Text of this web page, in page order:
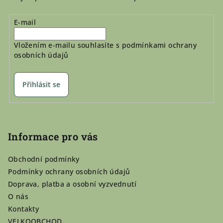
E-mail
Vložením e-mailu souhlasíte s podmínkami ochrany
osobních údajů
Přihlásit se
Informace pro vás
Obchodní podmínky
Podmínky ochrany osobních údajů
Doprava, platba a osobní vyzvednutí
O nás
Kontakty